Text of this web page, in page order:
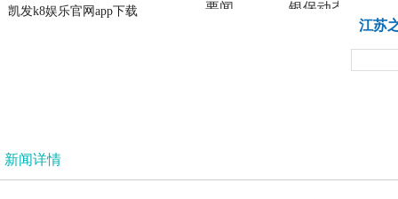
凯发k8娱乐官网app下载
凯发k8娱乐官网app下载
要闻 银保动态
江苏
新闻详情